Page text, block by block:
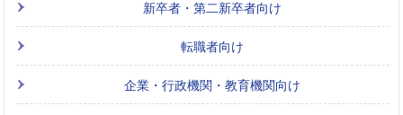
新卒者・第二新卒者向け
転職者向け
企業・行政機関・教育機関向け